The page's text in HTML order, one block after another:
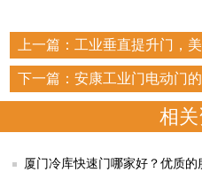
上一篇： 工业垂直提升门，
下一篇： 安康工业门电动门
相
厦门冷库快速门哪家好？优质的